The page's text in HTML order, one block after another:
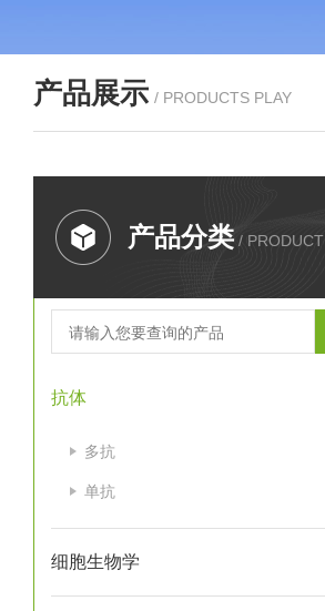
产品展示 / PRODUCTS PLAY
产品分类 / PRODUCT
抗体
多抗
单抗
细胞生物学